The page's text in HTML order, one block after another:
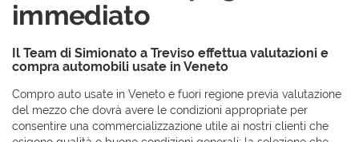
PROMO FIN-LIGHT
SERVIZI
CONTATTI
immediato
Il Team di Simionato a Treviso effettua valutazioni e
compra automobili usate in Veneto
Compro auto usate in Veneto e fuori regione previa valutazione
del mezzo che dovrà avere le condizioni appropriate per
consentire una commercializzazione utile ai nostri clienti che